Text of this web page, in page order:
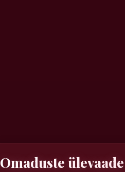
Omaduste ülevaade